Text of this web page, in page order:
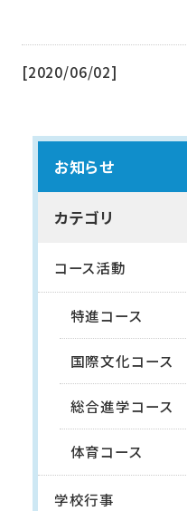
[2020/06/02]
お知らせ
カテゴリ
コース活動
特進コース
国際文化コース
総合進学コース
体育コース
学校行事